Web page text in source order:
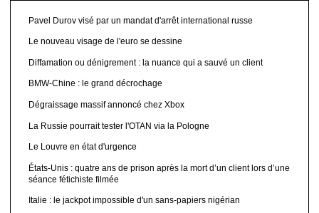
Pavel Durov visé par un mandat d'arrêt international russe
Le nouveau visage de l'euro se dessine
Diffamation ou dénigrement : la nuance qui a sauvé un client
BMW-Chine : le grand décrochage
Dégraissage massif annoncé chez Xbox
La Russie pourrait tester l'OTAN via la Pologne
Le Louvre en état d'urgence
États-Unis : quatre ans de prison après la mort d’un client lors d’une
séance fétichiste filmée
Italie : le jackpot impossible d'un sans-papiers nigérian